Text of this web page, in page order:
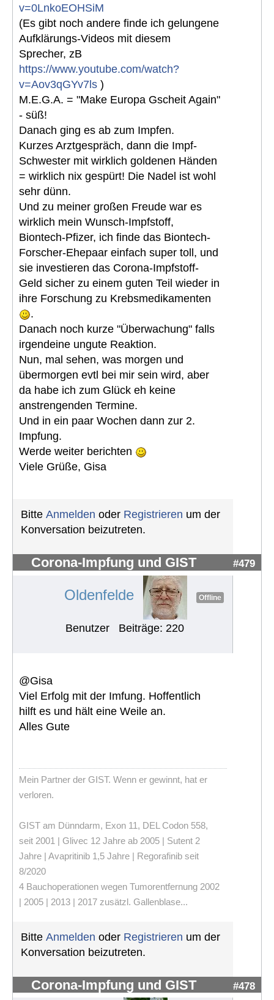
v=0LnkoEOHSiM
(Es gibt noch andere finde ich gelungene
Aufklärungs-Videos mit diesem
Sprecher, zB
https://www.youtube.com/watch?
v=Aov3qGYv7ls )
M.E.G.A. = "Make Europa Gscheit Again"
- süß!
Danach ging es ab zum Impfen.
Kurzes Arztgespräch, dann die Impf-
Schwester mit wirklich goldenen Händen
= wirklich nix gespürt! Die Nadel ist wohl
sehr dünn.
Und zu meiner großen Freude war es
wirklich mein Wunsch-Impfstoff,
Biontech-Pfizer, ich finde das Biontech-
Forscher-Ehepaar einfach super toll, und
sie investieren das Corona-Impfstoff-
Geld sicher zu einem guten Teil wieder in
ihre Forschung zu Krebsmedikamenten
.
Danach noch kurze "Überwachung" falls
irgendeine ungute Reaktion.
Nun, mal sehen, was morgen und
übermorgen evtl bei mir sein wird, aber
da habe ich zum Glück eh keine
anstrengenden Termine.
Und in ein paar Wochen dann zur 2.
Impfung.
Werde weiter berichten
Viele Grüße, Gisa
Bitte Anmelden oder Registrieren um der
Konversation beizutreten.
Corona-Impfung und GIST #479
Oldenfelde Offline
Benutzer Beiträge: 220
@Gisa
Viel Erfolg mit der Imfung. Hoffentlich
hilft es und hält eine Weile an.
Alles Gute
Mein Partner der GIST. Wenn er gewinnt, hat er
verloren.
GIST am Dünndarm, Exon 11, DEL Codon 558,
seit 2001 | Glivec 12 Jahre ab 2005 | Sutent 2
Jahre | Avapritinib 1,5 Jahre | Regorafinib seit
8/2020
4 Bauchoperationen wegen Tumorentfernung 2002
| 2005 | 2013 | 2017 zusätzl. Gallenblase...
Bitte Anmelden oder Registrieren um der
Konversation beizutreten.
Corona-Impfung und GIST #478